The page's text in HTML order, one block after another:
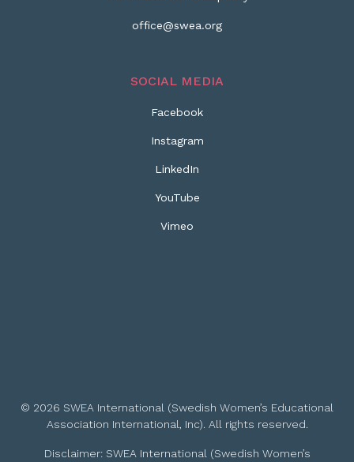
office@swea.org
SOCIAL MEDIA
Facebook
Instagram
LinkedIn
YouTube
Vimeo
© 2026 SWEA International (Swedish Women’s Educational
Association International, Inc). All rights reserved.
Disclaimer: SWEA International (Swedish Women’s